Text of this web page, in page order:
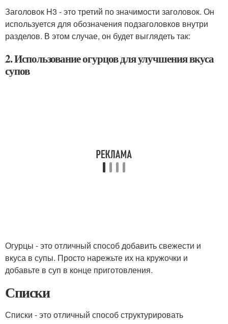
Заголовок H3 - это третий по значимости заголовок. Он
используется для обозначения подзаголовков внутри
разделов. В этом случае, он будет выглядеть так:
2. Использование огурцов для улучшения вкуса
супов
Огурцы - это отличный способ добавить свежести и
вкуса в супы. Просто нарежьте их на кружочки и
добавьте в суп в конце приготовления.
Списки
Списки - это отличный способ структурировать